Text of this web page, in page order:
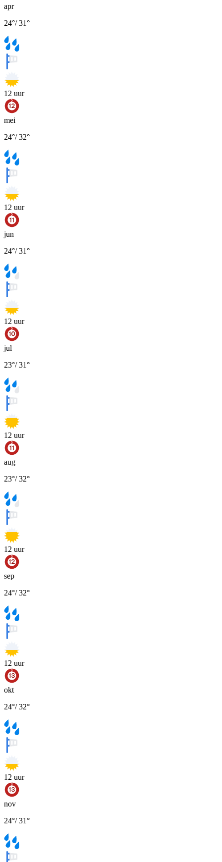
apr
24°/31°
12 uur
mei
24°/32°
12 uur
jun
24°/31°
12 uur
jul
23°/31°
12 uur
aug
23°/32°
12 uur
sep
24°/32°
12 uur
okt
24°/32°
12 uur
nov
24°/31°